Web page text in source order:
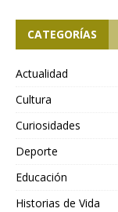
CATEGORÍAS
Actualidad
Cultura
Curiosidades
Deporte
Educación
Historias de Vida